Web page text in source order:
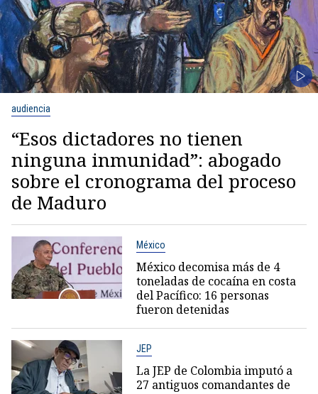
audiencia
“Esos dictadores no tienen
ninguna inmunidad”: abogado
sobre el cronograma del proceso
de Maduro
México
México decomisa más de 4
toneladas de cocaína en costa
del Pacífico: 16 personas
fueron detenidas
JEP
La JEP de Colombia imputó a
27 antiguos comandantes de